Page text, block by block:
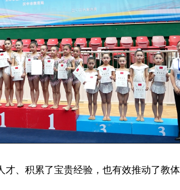
、积累了宝贵经验，也有效推动了教